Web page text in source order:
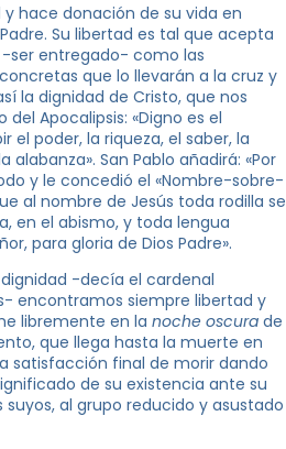
hace donación de su vida en
Su libertad es tal que acepta
ser entregado- como las
que lo llevarán a la cruz y
la dignidad de Cristo, que nos
Apocalipsis: «Digno es el
el poder, la riqueza, el saber, la
alabanza». San Pablo añadirá: «Por
y le concedió el «Nombre-sobre-
al nombre de Jesús toda rodilla se
en el abismo, y toda lengua
para gloria de Dios Padre».
-decía el cardenal
encontramos siempre libertad y
libremente en la noche oscura de
que llega hasta la muerte en
satisfacción final de morir dando
de su existencia ante su
suyos, al grupo reducido y asustado